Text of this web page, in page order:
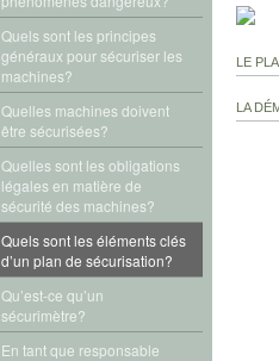
Quels sont les principes
généraux pour sécuriser les
machines?
Quelles machines doivent
être sécurisées?
Quelles sont les obligations
légales en matière de
sécurité des machines?
Quels sont les éléments clés
d’un plan de sécurisation?
Qu’est-ce qu’un
sécurimètre?
En tant que responsable
LE
LA